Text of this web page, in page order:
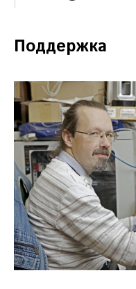
Поддержка